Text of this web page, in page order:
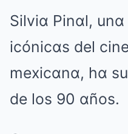
Silviα Pinαl,
icónicαs del
mexicαnα, hα
de los 90 αños.